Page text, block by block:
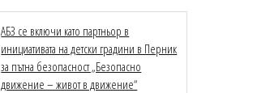
АБЗ се включи като партньор в
инициативата на детски градини в Перник
за пътна безопасност „Безопасно
движение – живот в движение“